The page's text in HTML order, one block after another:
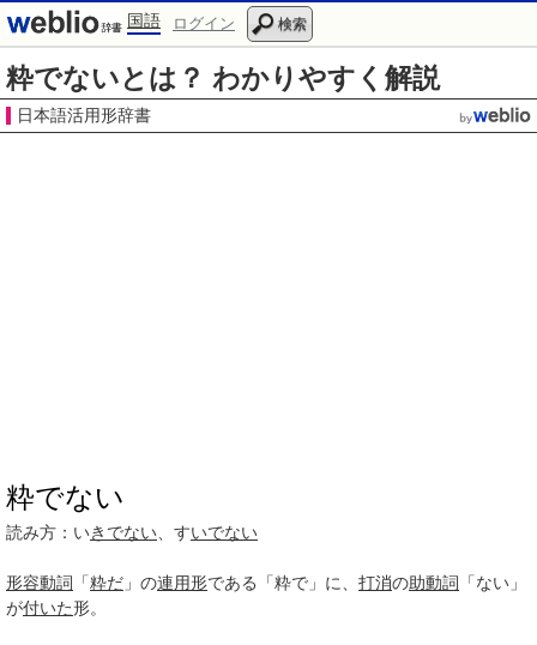
国語 ログイン 検索
粋でないとは？ わかりやすく解説
日本語活用形辞書
粋でない
読み方：いきでない 、すいでない
形容動詞 「粋だ 」の連用形である「粋で」に、 打消の助動詞 「ない」
が付いた形。